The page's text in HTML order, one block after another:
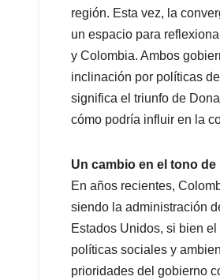
p
k
n
región. Esta vez, la
un espacio para
y Colombia. Ambos
inclinación por políticas
significa el triunfo de
cómo podría influir en la
Un cambio en el tono
En años recientes,
siendo la administración
Estados Unidos, si bien
políticas sociales y
prioridades del gobierno